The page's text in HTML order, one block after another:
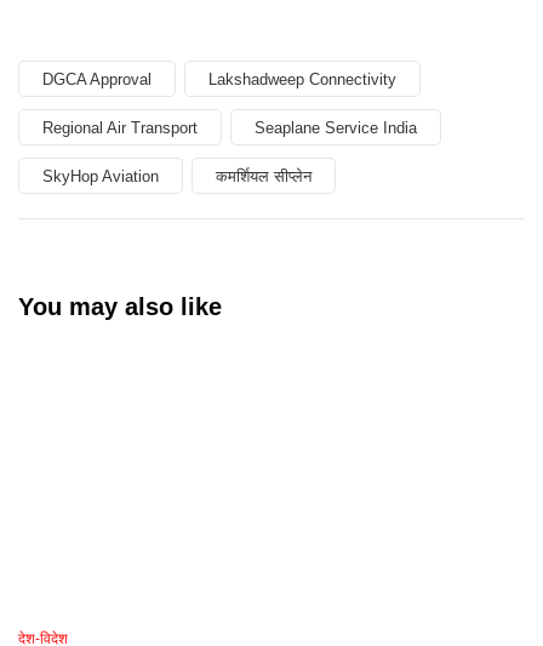
DGCA Approval Lakshadweep Connectivity
Regional Air Transport Seaplane Service India
SkyHop Aviation कमर्शियल सीप्लेन
You may also like
देश-विदेश